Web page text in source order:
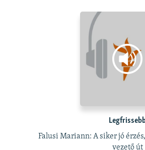
Falusi Mariann: A siker jó
vezető út